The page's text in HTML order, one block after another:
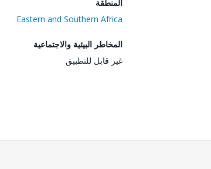
المنطقة
Eastern and Southern Africa
المخاطر البيئية والاجتماعية
غير قابل للتطبيق